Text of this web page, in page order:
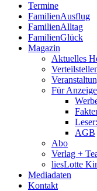
Termine
FamilienAusflug
FamilienAlltag
FamilienGlück
Magazin
Aktuelles
Für
AGB
Abo
Verlag +
liesLotte
Mediadaten
Kontakt